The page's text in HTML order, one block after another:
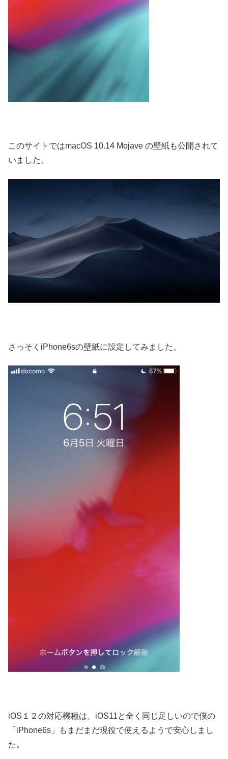
このサイトではmacOS 10.14 Mojave の壁紙も公開されて
いました。
さっそくiPhone6sの壁紙に設定してみました。
iOS１２の対応機種は、iOS11と全く同じ足しいので僕の
「iPhone6s」もまだまだ現役で使えるようで安心しまし
た。